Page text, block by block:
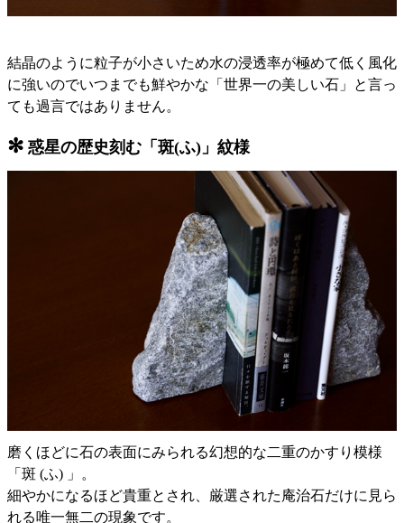
結晶のように粒子が小さいため水の浸透率が極めて低く風化
に強いのでいつまでも鮮やかな「世界一の美しい石」と言っ
ても過言ではありません。
✻ 惑星の歴史刻む「斑(ふ)」紋様
磨くほどに石の表面にみられる幻想的な二重のかすり模様
「斑 (ふ) 」。
細やかになるほど貴重とされ、厳選された庵治石だけに見ら
れる唯一無二の現象です。